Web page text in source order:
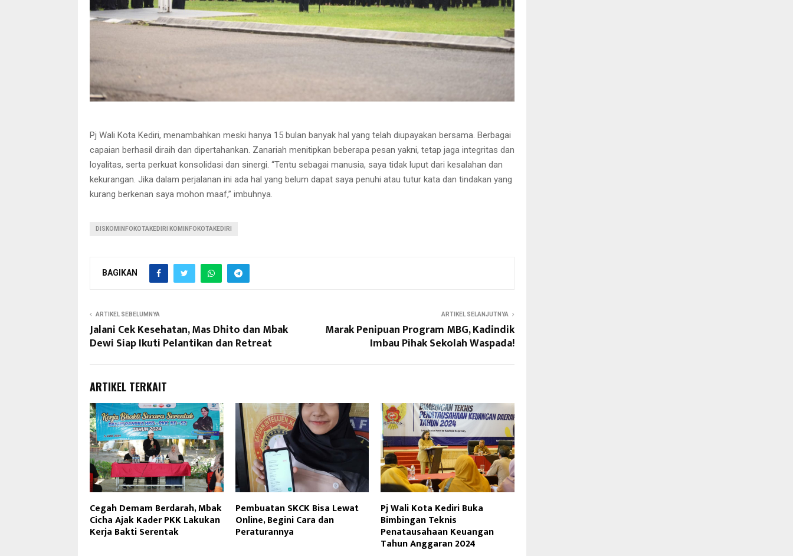
Pj Wali Kota Kediri, menambahkan meski hanya 15 bulan banyak hal yang telah diupayakan bersama. Berbagai
capaian berhasil diraih dan dipertahankan. Zanariah menitipkan beberapa pesan yakni, tetap jaga integritas dan
loyalitas, serta perkuat konsolidasi dan sinergi. “Tentu sebagai manusia, saya tidak luput dari kesalahan dan
kekurangan. Jika dalam perjalanan ini ada hal yang belum dapat saya penuhi atau tutur kata dan tindakan yang
kurang berkenan saya mohon maaf,” imbuhnya.
DISKOMINFOKOTAKEDIRI KOMINFOKOTAKEDIRI
BAGIKAN
ARTIKEL SEBELUMNYA
Jalani Cek Kesehatan, Mas Dhito dan Mbak
Dewi Siap Ikuti Pelantikan dan Retreat
ARTIKEL SELANJUTNYA
Marak Penipuan Program MBG, Kadindik
Imbau Pihak Sekolah Waspada!
ARTIKEL TERKAIT
Cegah Demam Berdarah, Mbak
Cicha Ajak Kader PKK Lakukan
Kerja Bakti Serentak
Pembuatan SKCK Bisa Lewat
Online, Begini Cara dan
Peraturannya
Pj Wali Kota Kediri Buka
Bimbingan Teknis
Penatausahaan Keuangan
Tahun Anggaran 2024